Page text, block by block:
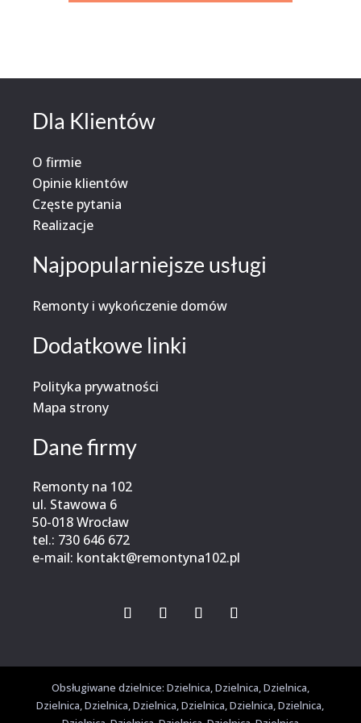
Dla Klientów
O firmie
Opinie klientów
Częste pytania
Realizacje
Najpopularniejsze usługi
Remonty i wykończenie domów
Dodatkowe linki
Polityka prywatności
Mapa strony
Dane firmy
Remonty na 102
ul. Stawowa 6
50-018 Wrocław
tel.: 730 646 672
e-mail: kontakt@remontyna102.pl
Obsługiwane dzielnice: Dzielnica, Dzielnica, Dzielnica,
Dzielnica, Dzielnica, Dzielnica, Dzielnica, Dzielnica, Dzielnica,